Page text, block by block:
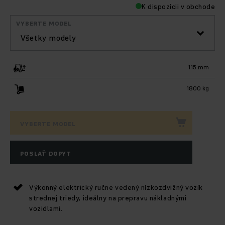
K dispozícii v obchode
Všetky modely
VYBERTE MODEL
115 mm
1800 kg
POSLAŤ DOPYT
Výkonný elektrický ručne vedený nízkozdvižný vozík
strednej triedy, ideálny na prepravu nákladnými
vozidlami.